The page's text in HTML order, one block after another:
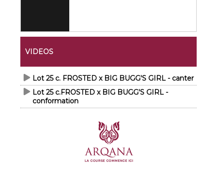
VIDEOS
Lot 25 c. FROSTED x BIG BUGG'S GIRL - canter
Lot 25 c.FROSTED x BIG BUGG'S GIRL -
conformation